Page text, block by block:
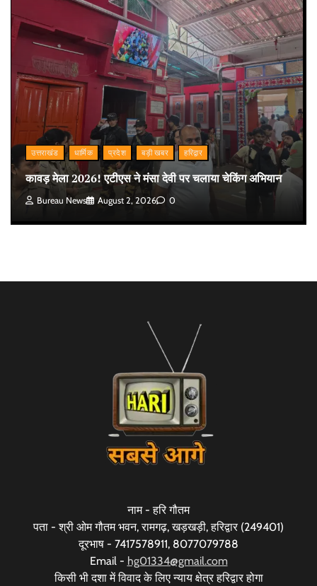
उत्तराखंड धार्मिक प्रदेश बड़ी खबर हरिद्वार
कावड़ मेला 2026! एटीएस ने मंसा देवी पर चलाया चेकिंग अभियान
Bureau News August 2, 2026 0
नाम - हरि गौतम
पता - श्री ओम गौतम भवन, रामगढ़, खड़खड़ी, हरिद्वार (249401)
दूरभाष - 7417578911, 8077079788
Email - hg01334@gmail.com
किसी भी दशा में विवाद के लिए न्याय क्षेत्र हरिद्वार होगा